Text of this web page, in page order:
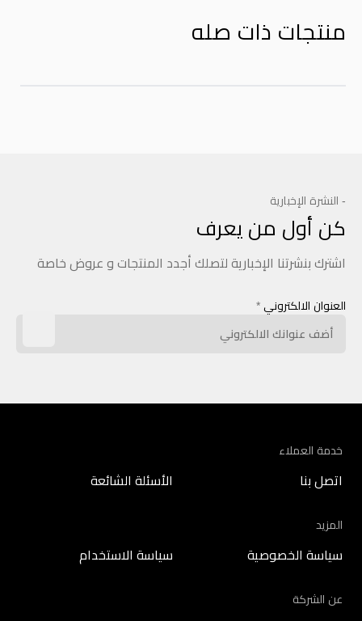
منتجات ذات صله
- النشرة الإخبارية
كن أول من يعرف
اشترك بنشرتنا الإخبارية لتصلك أجدد المنتجات و عروض خاصة
العنوان الالكتروني *
خدمة العملاء
اتصل بنا الأسئلة الشائعة
المزيد
سياسة الخصوصية سياسة الاستخدام
عن الشركة